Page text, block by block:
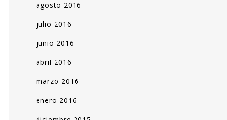
agosto 2016
julio 2016
junio 2016
abril 2016
marzo 2016
enero 2016